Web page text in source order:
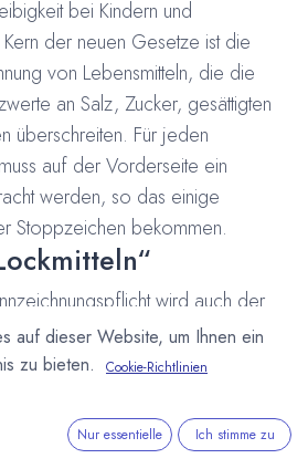
bei Kindern und
der neuen Gesetze ist die
von Lebensmitteln, die die
an Salz, Zucker, gesättigten
überschreiten. Für jeden
auf der Vorderseite ein
werden, so das einige
Stoppzeichen bekommen.
wird auch der
zur Werbung bei Kindern unter
dem chilenischen
Ei von Ferrero und das Happy
Beide würden durch die Zugabe
auf dieser Website, um Ihnen ein
zu bieten.
Cookie-Richtlinien
Nur essentielle Ich stimme zu